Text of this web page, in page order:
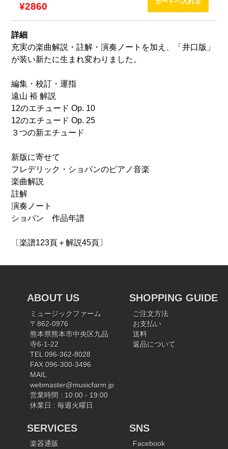
¥2860
詳細
充実の楽曲解説・註解・演奏ノートを加え、「井口版」
が装い新たに生まれ変わりました。
編集・校訂・運指
遠山 裕 解説
12のエチュード Op. 10
12のエチュード Op. 25
３つの新エチュード
新版に寄せて
フレデリック・ショパンのピアノ音楽
楽曲解説
註解
演奏ノート
ショパン 作品年譜
〔楽譜123頁＋解説45頁〕
ABOUT US
ミュージックファーム
〒862-0976
熊本県熊本市中央区九品
寺6-1-22
TEL 096-362-8028
FAX 096-300-3496
MAIL
webmaster@musicfarm.jp
営業時間 : 10:00 - 19:00
休業日 : 毎週火曜日
SHOPPING GUIDE
ご注文方法
お支払い
送料
返品について
SERVICES
楽器通販
SNS
Facebook